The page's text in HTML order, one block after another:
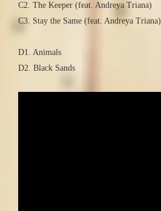
C2. The Keeper (feat. Andreya Triana)
C3. Stay the Same (feat. Andreya Triana)
D1. Animals
D2. Black Sands